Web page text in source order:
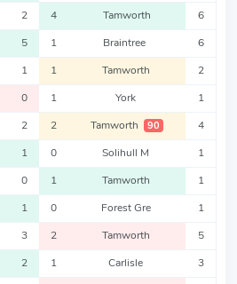
2 4 Tamworth 6
5 1 Braintree 6
1 1 Tamworth 2
0 1 York 1
2 2 Tamworth 90 4
1 0 Solihull M 1
0 1 Tamworth 1
1 0 Forest Gre 1
3 2 Tamworth 5
2 1 Carlisle 3